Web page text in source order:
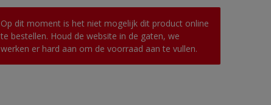
Op dit moment is het niet mogelijk dit product online
te bestellen. Houd de website in de gaten, we
werken er hard aan om de voorraad aan te vullen.